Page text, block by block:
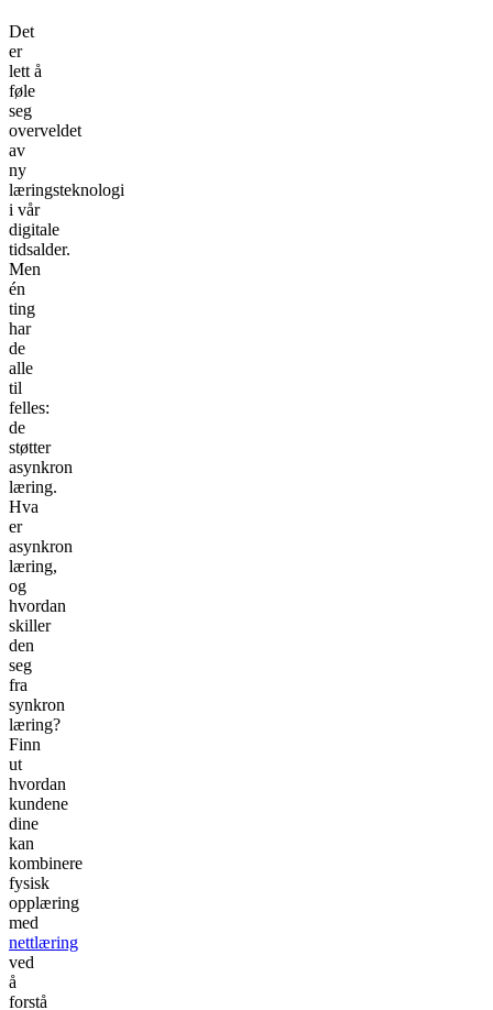
Det
er
lett å
føle
seg
overveldet
av
ny
læringsteknologi
i vår
digitale
tidsalder.
Men
én
ting
har
de
alle
til
felles:
de
støtter
asynkron
læring.
Hva
er
asynkron
læring,
og
hvordan
skiller
den
seg
fra
synkron
læring?
Finn
ut
hvordan
kundene
dine
kan
kombinere
fysisk
opplæring
med
nettlæring
ved
å
forstå